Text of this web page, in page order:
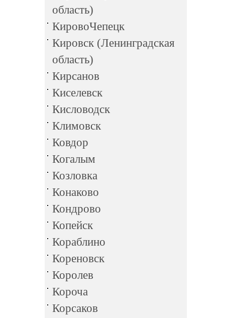
область)
КировоЧепецк
Кировск (Ленинградская
область)
Кирсанов
Киселевск
Кисловодск
Климовск
Ковдор
Когалым
Козловка
Конаково
Кондрово
Копейск
Кораблино
Кореновск
Королев
Короча
Корсаков